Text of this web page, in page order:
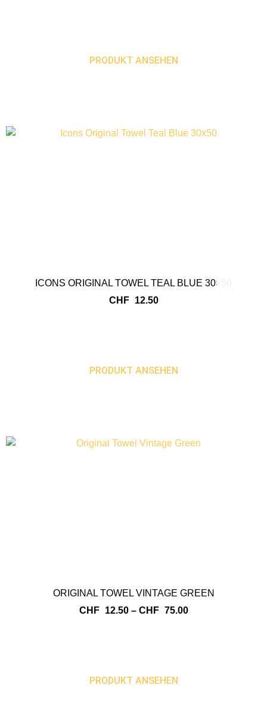
PRODUKT ANSEHEN
ICONS ORIGINAL TOWEL TEAL BLUE 30×50
CHF
12.50
PRODUKT ANSEHEN
ORIGINAL TOWEL VINTAGE GREEN
CHF
12.50 – CHF 75.00
PRODUKT ANSEHEN